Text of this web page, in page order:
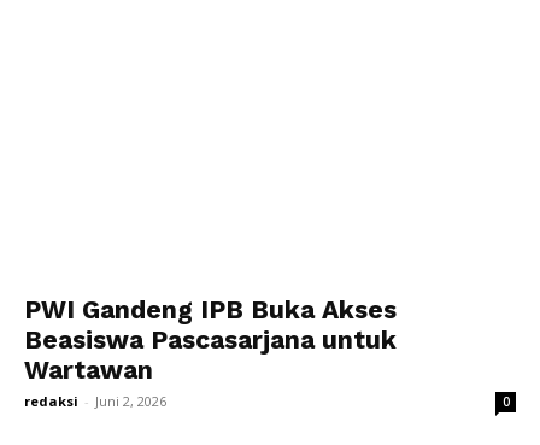
PWI Gandeng IPB Buka Akses
Beasiswa Pascasarjana untuk
Wartawan
redaksi - Juni 2, 2026 0